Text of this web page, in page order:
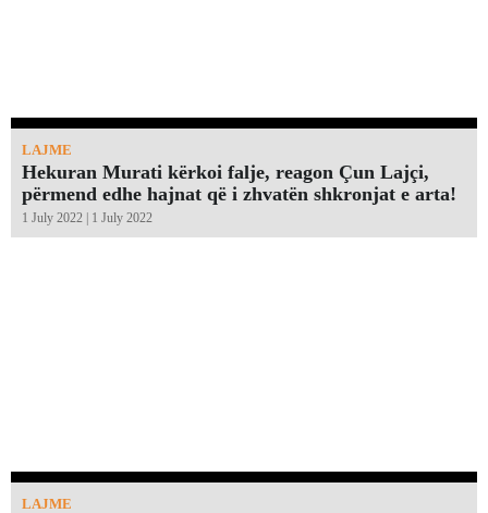
LAJME
Hekuran Murati kërkoi falje, reagon Çun Lajçi,
përmend edhe hajnat që i zhvatën shkronjat e arta!￼
1 July 2022 | 1 July 2022
LAJME